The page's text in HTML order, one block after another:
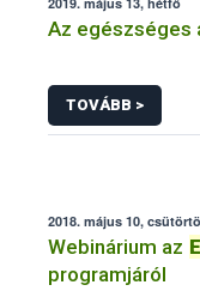
Az egészséges
TOVÁBB >
2018. május 10,
Webinárium az
programjáról